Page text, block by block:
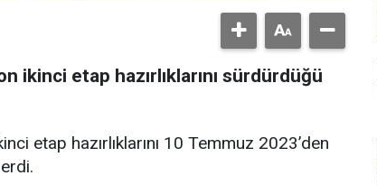
ikinci etap hazırlıklarını sürdürdüğü
etap hazırlıklarını 10 Temmuz 2023’den